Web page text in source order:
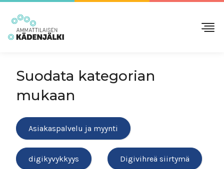
Suodata kategorian
mukaan
Asiakaspalvelu ja myynti
digikyvykkyys Digivihreä siirtymä